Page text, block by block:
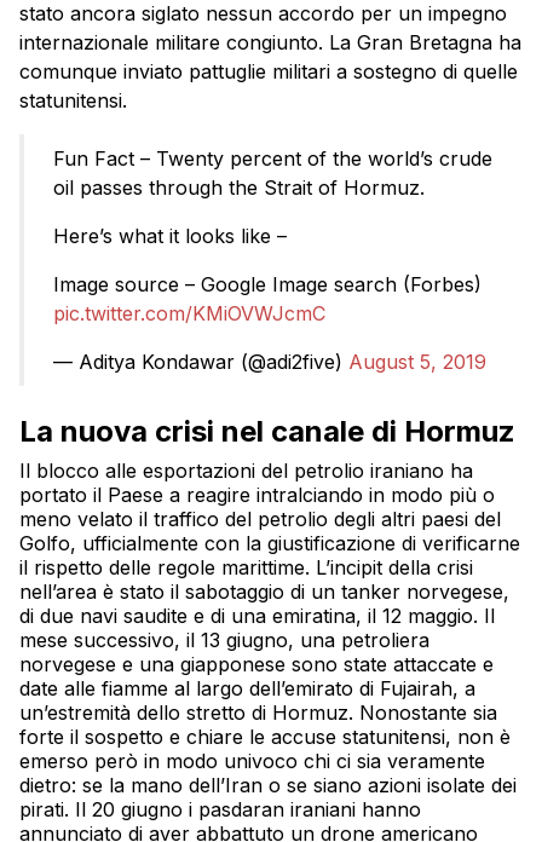
stato ancora siglato nessun accordo per un impegno
internazionale militare congiunto. La Gran Bretagna ha
comunque inviato pattuglie militari a sostegno di quelle
statunitensi.
Fun Fact – Twenty percent of the world’s crude
oil passes through the Strait of Hormuz.
Here’s what it looks like –
Image source – Google Image search (Forbes)
pic.twitter.com/KMiOVWJcmC
— Aditya Kondawar (@adi2five) August 5, 2019
La nuova crisi nel canale di Hormuz
Il blocco alle esportazioni del petrolio iraniano ha
portato il Paese a reagire intralciando in modo più o
meno velato il traffico del petrolio degli altri paesi del
Golfo, ufficialmente con la giustificazione di verificarne
il rispetto delle regole marittime. L’incipit della crisi
nell’area è stato il sabotaggio di un tanker norvegese,
di due navi saudite e di una emiratina, il 12 maggio. Il
mese successivo, il 13 giugno, una petroliera
norvegese e una giapponese sono state attaccate e
date alle fiamme al largo dell’emirato di Fujairah, a
un’estremità dello stretto di Hormuz. Nonostante sia
forte il sospetto e chiare le accuse statunitensi, non è
emerso però in modo univoco chi ci sia veramente
dietro: se la mano dell’Iran o se siano azioni isolate dei
pirati. Il 20 giugno i pasdaran iraniani hanno
annunciato di aver abbattuto un drone americano